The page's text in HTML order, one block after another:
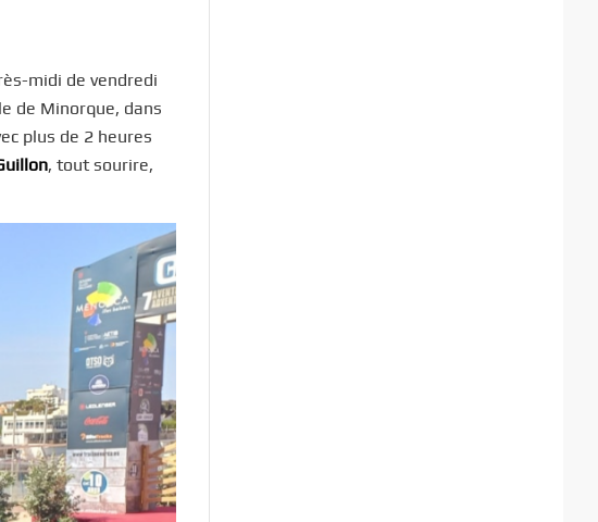
midi de vendredi
de Minorque, dans
plus de 2 heures
, tout sourire,